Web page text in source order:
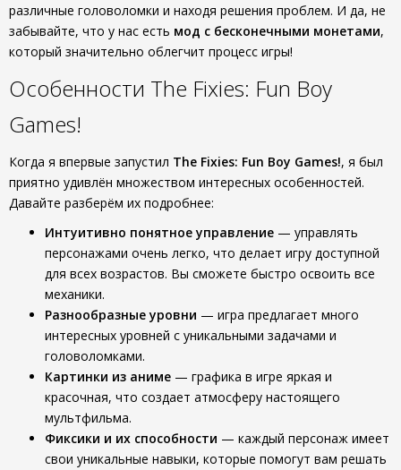
различные головоломки и находя решения проблем. И да, не
забывайте, что у нас есть мод с бесконечными монетами,
который значительно облегчит процесс игры!
Особенности The Fixies: Fun Boy
Games!
Когда я впервые запустил The Fixies: Fun Boy Games!, я был
приятно удивлён множеством интересных особенностей.
Давайте разберём их подробнее:
Интуитивно понятное управление — управлять
персонажами очень легко, что делает игру доступной
для всех возрастов. Вы сможете быстро освоить все
механики.
Разнообразные уровни — игра предлагает много
интересных уровней с уникальными задачами и
головоломками.
Картинки из аниме — графика в игре яркая и
красочная, что создает атмосферу настоящего
мультфильма.
Фиксики и их способности — каждый персонаж имеет
свои уникальные навыки, которые помогут вам решать